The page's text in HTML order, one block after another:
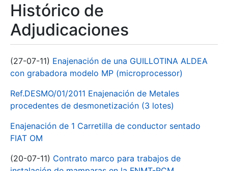
Histórico de
Adjudicaciones
(27-07-11) Enajenación de una GUILLOTINA ALDEA
con grabadora modelo MP (microprocessor)
Ref.DESMO/01/2011 Enajenación de Metales
procedentes de desmonetización (3 lotes)
Enajenación de 1 Carretilla de conductor sentado
FIAT OM
(20-07-11) Contrato marco para trabajos de